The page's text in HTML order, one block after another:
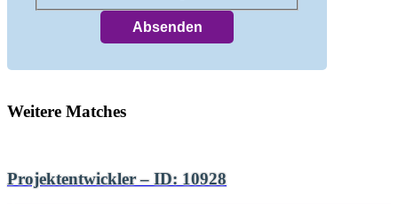
Weitere Matches
Projektentwickler – ID: 10928